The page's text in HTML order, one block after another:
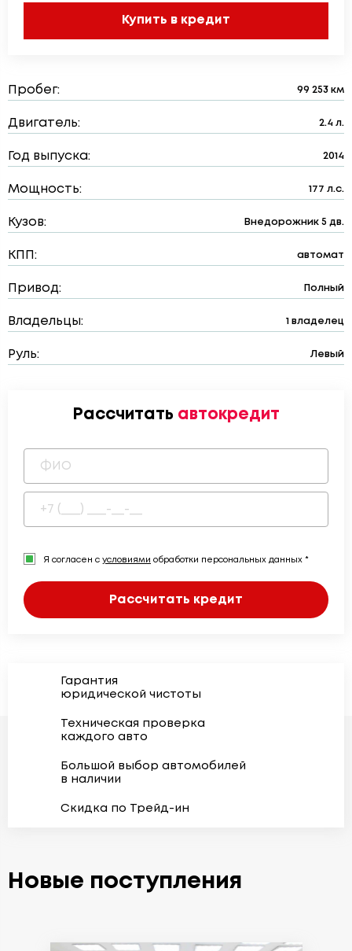
Купить в кредит
Пробег: 99 253 км
Двигатель: 2.4 л.
Год выпуска: 2014
Мощность: 177 л.с.
Кузов: Внедорожник 5 дв.
КПП: автомат
Привод: Полный
Владельцы: 1 владелец
Руль: Левый
Рассчитать автокредит
Я согласен с условиями обработки персональных данных *
Рассчитать кредит
Гарантия
юридической чистоты
Техническая проверка
каждого авто
Большой выбор автомобилей
в наличии
Скидка по Трейд-ин
Новые поступления